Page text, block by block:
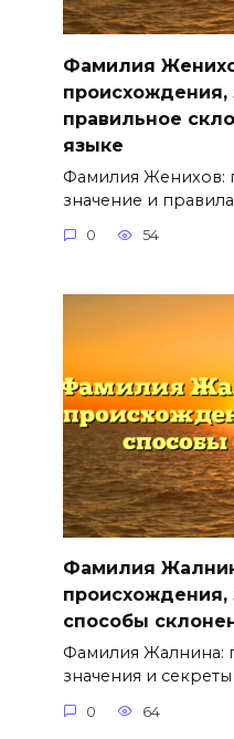
Фамилия
происхождения,
правильное
языке
Фамилия Женихов:
значение и правила
0 54
Фамилия
происхождения,
способы
Фамилия Жалнина:
значения и секреты
0 64